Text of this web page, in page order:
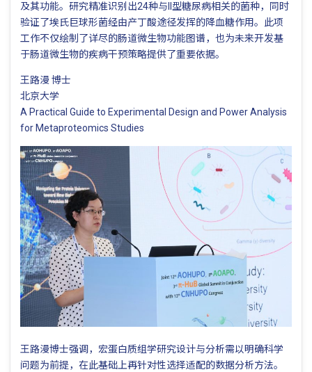
及其功能。研究精准识别出24种与II型糖尿病相关的菌种，同时
验证了埃氏巨球形菌经由产丁酸途径发挥的降血糖作用。此项
工作不仅绘制了详尽的肠道微生物功能图谱，也为未来开发基
于肠道微生物的疾病干预策略提供了重要依据。
王路漫 博士
北京大学
A Practical Guide to Experimental Design and Power Analysis
for Metaproteomics Studies
王路漫博士强调，宏蛋白质组学研究设计与分析需以明确科学
问题为前提，在此基础上再针对性选择适配的数据分析方法。